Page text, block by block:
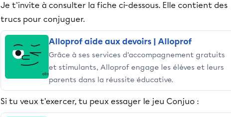
Je t'invite à consulter la fiche ci-dessous. Elle contient des
trucs pour conjuguer.
Alloprof aide aux devoirs | Alloprof
Grâce à ses services d’accompagnement gratuits
et stimulants, Alloprof engage les élèves et leurs
parents dans la réussite éducative.
Si tu veux t'exercer, tu peux essayer le jeu Conjuo :